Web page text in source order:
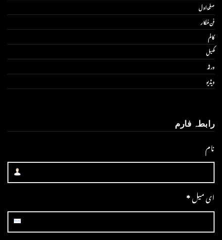
صفحۂ اول
فن فنکار
کالم
کھیل
ورلڈ
ویڈیو
رابطہ فارم
نام
ای میل*